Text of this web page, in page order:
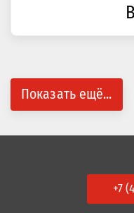
Показать ещё...
+7